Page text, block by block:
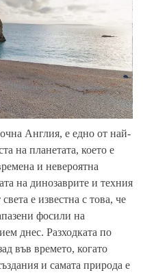
Англия, е едно от най-
на планетата, което е
и невероятна
на динозаврите и техния
света е известна с това, че
фосили на
днес. Разходката по
във времето, когато
и самата природа е